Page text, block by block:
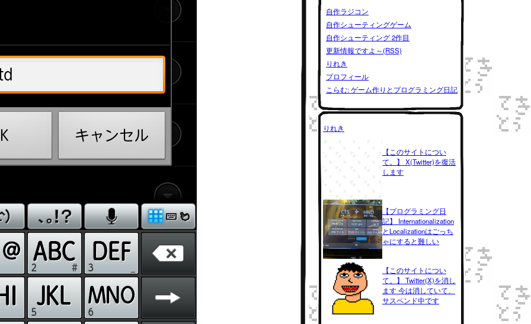
自作ラジコン
自作シューティングゲーム
自作シューティング 2作目
更新情報ですよ～(RSS)
りれき
プロフィール
こらむ: ゲーム作りとプログラミング日記
りれき
【このサイトについ
て。】 X(Twitter)を復活
します
【プログラミング日
記】 Internationalization
とLocalizationはごっち
ゃにすると難しい
【このサイトについ
て。】 Twitter(X)を消し
ます 今は消していて、
サスペンド中です